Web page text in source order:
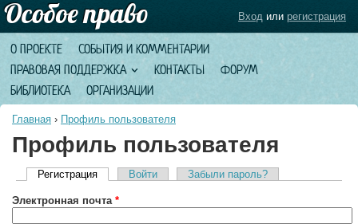
О ПРОЕКТЕ
СОБЫТИЯ И КОММЕНТАРИИ
ПРАВОВАЯ ПОДДЕРЖКА
КОНТАКТЫ
ФОРУМ
БИБЛИОТЕКА
ОРГАНИЗАЦИИ
Вход или регистрация
Главная › Профиль пользователя
Профиль пользователя
Главные вкладки
Регистрация (активная вкладка)
Войти Забыли пароль?
Электронная почта *